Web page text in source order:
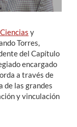
y
Torres,
del Capítulo
encargado
a través de
de las grandes
y vinculación